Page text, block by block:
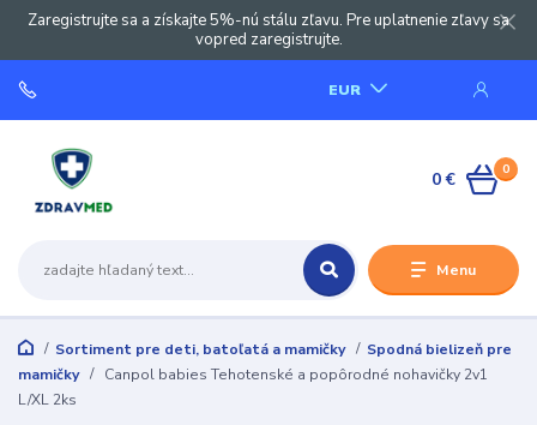
Zaregistrujte sa a získajte 5%-nú stálu zľavu. Pre uplatnenie zľavy sa
vopred zaregistrujte.
Menu
EUR
0
0 €
Sortiment pre deti, batoľatá a mamičky
Spodná bielizeň pre
mamičky
Canpol babies Tehotenské a popôrodné nohavičky 2v1
L/XL 2ks